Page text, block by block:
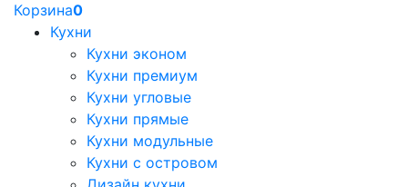
Корзина0
Кухни
Кухни эконом
Кухни премиум
Кухни угловые
Кухни прямые
Кухни модульные
Кухни с островом